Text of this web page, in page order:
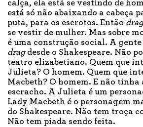
calça, ela está se vestindo de
está só não abaixando a cabeça
puta, para os escrotos. Então drag
se vestir de mulher. Mas sobre
é uma construção social. A gente
dragdesde o Shakespeare. Não
teatro elizabetiano. Quem que
Julieta? O homem. Quem que
Macbeth? O homem. E não tinha
escracho. A Julieta é um
Lady Macbeth é o personagem
do Shakespeare. Não tem troça
Não tem piada sendo feita.